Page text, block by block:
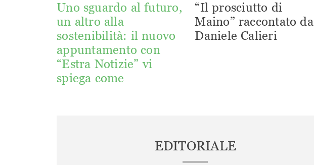
Uno sguardo al futuro,
un altro alla
sostenibilità: il nuovo
appuntamento con
“Estra Notizie” vi
spiega come
“Il prosciutto di
Maino” raccontato da
Daniele Calieri
EDITORIALE